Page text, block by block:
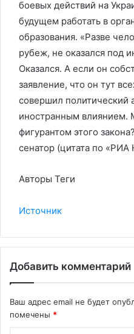
боевых действий на
будущем работать в
образования. «Разве
рубеж, не оказался под
Оказался. А если он
заявление, что он тут
совершил политический
иностранным влиянием.
фигурантом этого
сенатор (цитата по «РИА
Авторы Теги
Источник
Добавить комментарий
Ваш адрес email не будет
помечены *